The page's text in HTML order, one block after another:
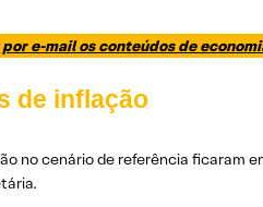
e-mail os conteúdos de
de inflação
no cenário de referência ficaram